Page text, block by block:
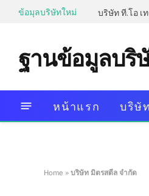
ข้อมุลบริษัทใหม่ บริษัท ที.โอ เ
ฐานข้อมูลบริ
หน้าแรก บริษัท
Home » บริษัท มิตรสตีล จำกัด